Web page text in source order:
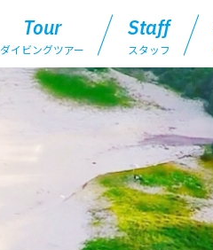
Tour
ダイビングツアー
Staff
スタッフ